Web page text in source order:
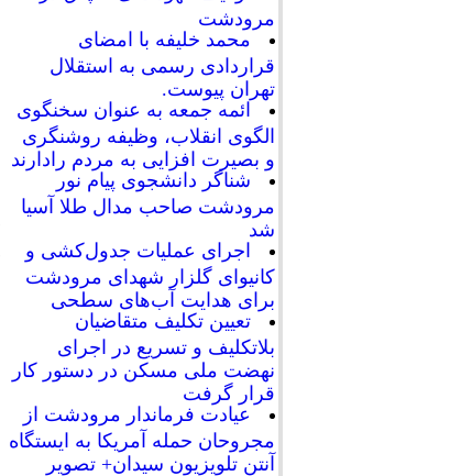
مرودشت
محمد خلیفه با امضای
قراردادی رسمی به استقلال
تهران پیوست.
ائمه جمعه به عنوان سخنگوی
الگوی انقلاب، وظیفه روشنگری
و بصیرت افزایی به مردم رادارند
شناگر دانشجوی پیام نور
مرودشت صاحب مدال طلا آسیا
شد
اجرای عملیات جدول‌کشی و
کانیوای گلزار شهدای مرودشت
برای هدایت آب‌های سطحی
تعیین تکلیف متقاضیان
بلاتکلیف و تسریع در اجرای
نهضت ملی مسکن در دستور کار
قرار گرفت
عیادت فرماندار مرودشت از
مجروحان حمله آمریکا به ایستگاه
آنتن تلویزیون سیدان+ تصویر